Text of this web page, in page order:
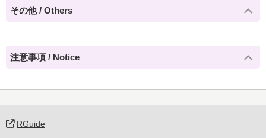
その他 / Others
注意事項 / Notice
RGuide